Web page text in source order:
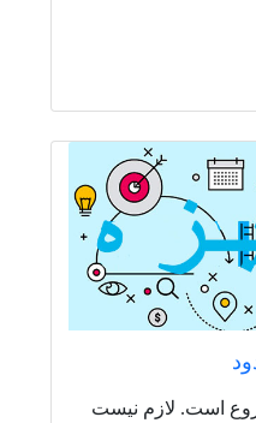
است. لازم نيست